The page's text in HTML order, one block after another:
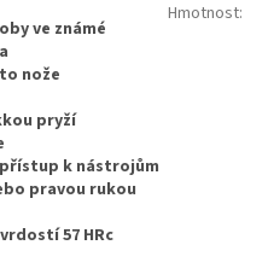
ve známé
nože
pryží
k nástrojům
pravou rukou
57 HRc
Hmotnost: